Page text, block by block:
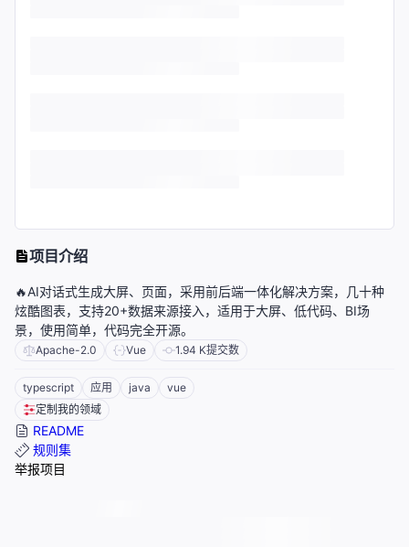
项目介绍
🔥AI对话式生成大屏、页面，采用前后端一体化解决方案，几十种
炫酷图表，支持20+数据来源接入，适用于大屏、低代码、BI场
景，使用简单，代码完全开源。
Apache-2.0 Vue 1.94 K提交数
typescript 应用 java
vue
定制我的领域
README
规则集
举报项目